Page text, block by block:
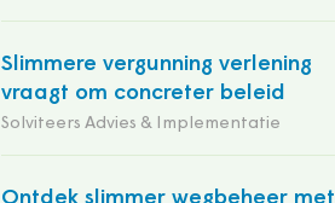
Slimmere vergunning verlening
vraagt om concreter beleid
Solviteers Advies & Implementatie